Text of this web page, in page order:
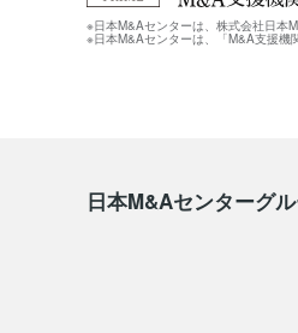
※日本M&Aセンターは、株式会社日本
※日本M&Aセンターは、「M&A支援機
日本M&Aセンターグ